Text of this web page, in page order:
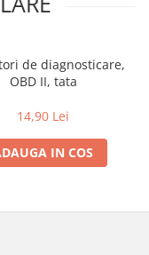
de diagnosticare,
OBD II, tata
14,90 Lei
IN COS